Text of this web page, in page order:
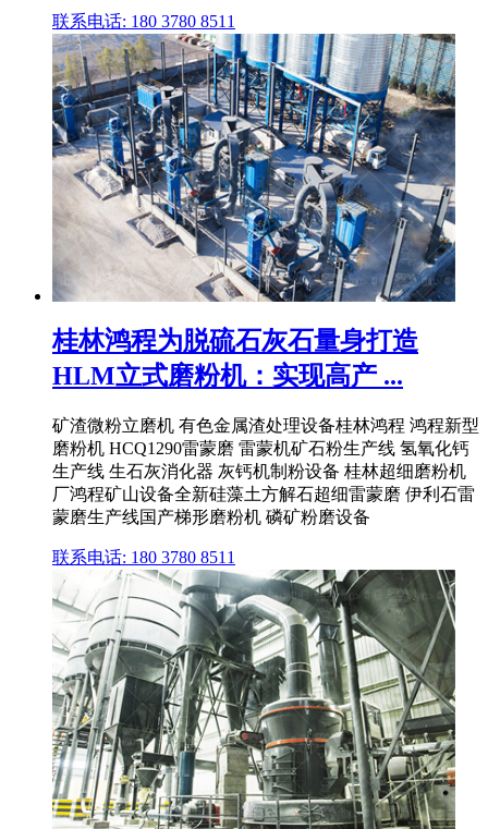
联系电话: 180 3780 8511
桂林鸿程为脱硫石灰石量身打造
HLM立式磨粉机：实现高产 ...
矿渣微粉立磨机 有色金属渣处理设备桂林鸿程 鸿程新型
磨粉机 HCQ1290雷蒙磨 雷蒙机矿石粉生产线 氢氧化钙
生产线 生石灰消化器 灰钙机制粉设备 桂林超细磨粉机
厂鸿程矿山设备全新硅藻土方解石超细雷蒙磨 伊利石雷
蒙磨生产线国产梯形磨粉机 磷矿粉磨设备
联系电话: 180 3780 8511